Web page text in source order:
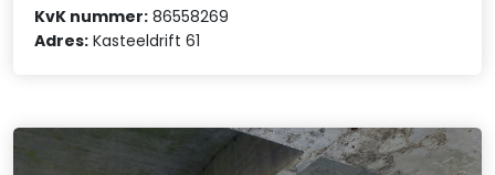
KvK nummer: 86558269
Adres: Kasteeldrift 61